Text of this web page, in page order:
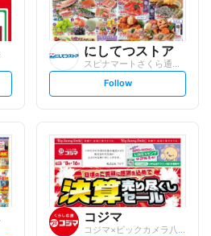
にしてつストア
s
t
l
o
w
Follow
コジマ